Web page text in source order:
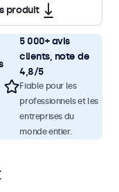
produit
5 000+ avis
clients, note de
4,8/5
Fiable pour les
professionnels et les
entreprises du
monde entier.